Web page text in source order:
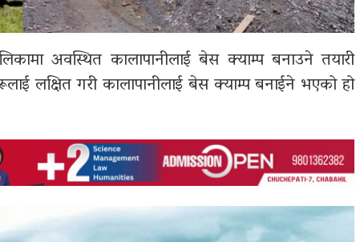
मा अवस्थित कालापानीलाई बेस क्याम्प बनाउने तयारी
लक्षित गरी कालापानीलाई बेस क्याम्प बनाईने भएको हो